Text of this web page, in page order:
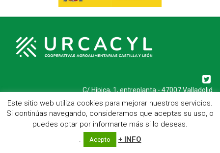
C/ Hípica, 1, entreplanta - 47007 Valladolid
Telf.: 983 23 95 15 - Fax: 983 22 23 56 -
Aviso Legal
Este sitio web utiliza cookies para mejorar nuestros servicios.
Si continúas navegando, consideramos que aceptas su uso, o
puedes optar por informarte más si lo deseas.
.
Acepto + INFO